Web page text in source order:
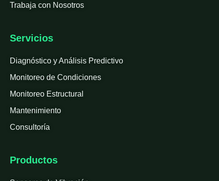
Trabaja con Nosotros
Servicios
Diagnóstico y Análisis Predictivo
Monitoreo de Condiciones
Monitoreo Estructural
Mantenimiento
Consultoría
Productos